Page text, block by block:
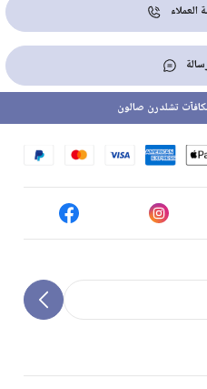
العملاء
تشلدرن صالون